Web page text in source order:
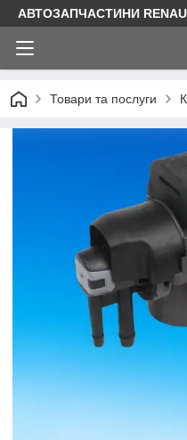
АВТОЗАПЧАСТИНИ
Товари та послуги